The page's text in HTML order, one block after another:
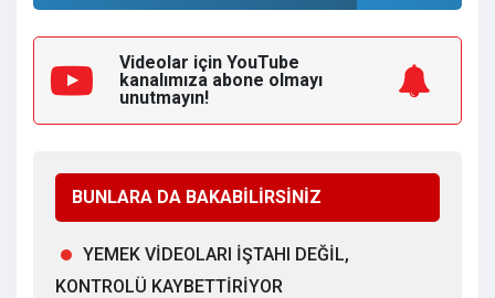
Videolar için YouTube
kanalımıza abone olmayı
unutmayın!
BUNLARA DA BAKABİLİRSİNİZ
YEMEK VİDEOLARI İŞTAHI DEĞİL,
KONTROLÜ KAYBETTİRİYOR